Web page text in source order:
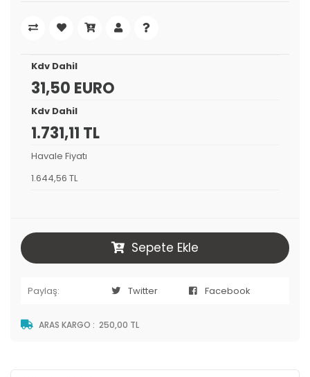
Kdv Dahil
31,50 EURO
Kdv Dahil
1.731,11 TL
Havale Fiyatı
1.644,56 TL
Sepete Ekle
Paylaş: Twitter Facebook
ARAS KARGO : 250,00 TL